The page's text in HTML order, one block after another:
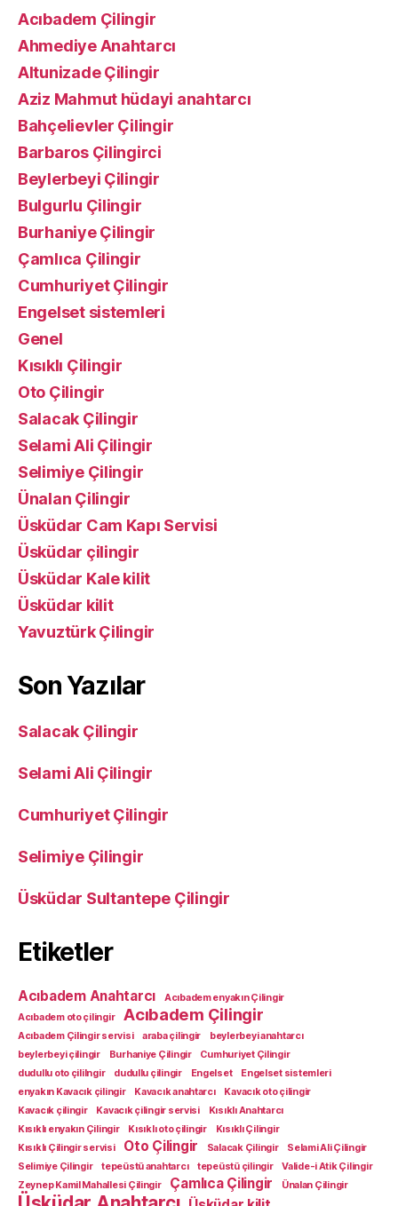
Acıbadem Çilingir
Ahmediye Anahtarcı
Altunizade Çilingir
Aziz Mahmut hüdayi anahtarcı
Bahçelievler Çilingir
Barbaros Çilingirci
Beylerbeyi Çilingir
Bulgurlu Çilingir
Burhaniye Çilingir
Çamlıca Çilingir
Cumhuriyet Çilingir
Engelset sistemleri
Genel
Kısıklı Çilingir
Oto Çilingir
Salacak Çilingir
Selami Ali Çilingir
Selimiye Çilingir
Ünalan Çilingir
Üsküdar Cam Kapı Servisi
Üsküdar çilingir
Üsküdar Kale kilit
Üsküdar kilit
Yavuztürk Çilingir
Son Yazılar
Salacak Çilingir
Selami Ali Çilingir
Cumhuriyet Çilingir
Selimiye Çilingir
Üsküdar Sultantepe Çilingir
Etiketler
Acıbadem Anahtarcı
Acıbadem enyakın Çilingir
Acıbadem oto çilingir
Acıbadem Çilingir
Acıbadem Çilingir servisi araba çilingir
beylerbeyi anahtarcı
beylerbeyi çilingir
Burhaniye Çilingir
Cumhuriyet Çilingir
dudullu oto çililngir
dudullu çilingir Engelset
Engelset sistemleri
enyakın Kavacık çilingir
Kavacık anahtarcı
Kavacık oto çilingir
Kavacık çilingir
Kavacık çilingir servisi
Kısıklı Anahtarcı
Kısıklı enyakın Çilingir
Kısıklı oto çilingir
Kısıklı Çilingir
Kısıklı Çilingir servisi
Oto Çilingir Salacak Çilingir
Selami Ali Çilingir
Selimiye Çilingir
tepeüstü anahtarcı tepeüstü çilingir
Valide-i Atik Çilingir
Zeynep Kamil Mahallesi Çilingir
Çamlıca Çilingir Ünalan Çilingir